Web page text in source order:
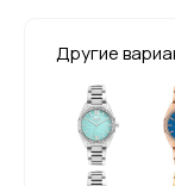
Другие